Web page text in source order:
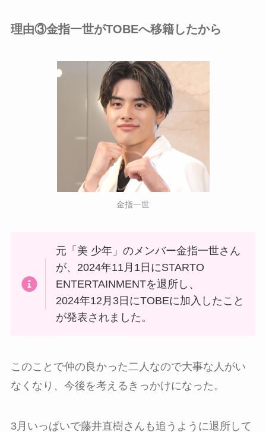
理由③金指一世がTOBEへ移籍したから
金指一世
元「美 少年」のメンバー金指一世さん
が、2024年11月1日にSTARTO
ENTERTAINMENTを退所し、
2024年12月3日にTOBEに加入したこと
が発表されました。
このことで仲の良かった二人なので大事な人がい
なくなり、今後を考えるきっかけになった。
3月いっぱいで藤井直樹さんも追うように退所して